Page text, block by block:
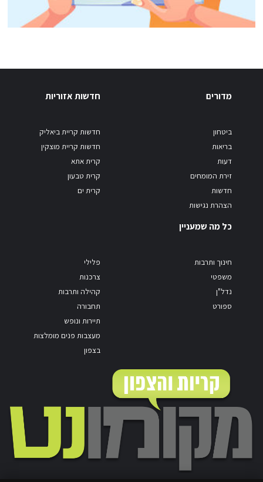
מדורים
ביטחון
בריאות
דעות
זירת המומחים
חדשות
הצהרת נגישות
חדשות אזוריות
חדשות קריית ביאליק
חדשות קריית מוצקין
קרית אתא
קרית טבעון
קרית ים
כל מה שמעניין
חינוך ותרבות
משפטי
נדל"ן
ספורט
פלילי
צרכנות
קהילה ותרבות
תחבורה
תיירות ונופש
מעצבות פנים מומלצות
בצפון